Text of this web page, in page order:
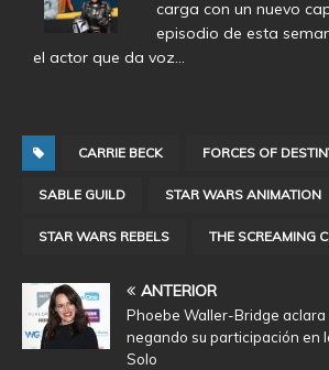
carga con un nuevo
episodio de esta
el actor que da voz…
CARRIE BECK FORCES OF
SABLE GUILD STAR WARS ANIMATION
STAR WARS REBELS THE SCREAMING
ANTERIOR
Phoebe Waller-Bridge aclara
negando su participación en
Solo